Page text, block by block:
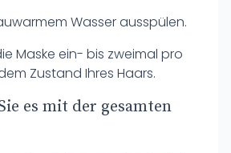
Wasser ausspülen.
Maske ein- bis zweimal pro
Zustand Ihres Haars.
es mit der gesamten